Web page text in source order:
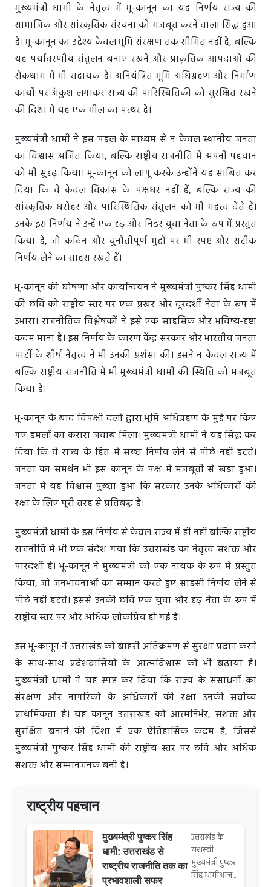
मुख्यमंत्री धामी के नेतृत्व में भू-कानून का यह निर्णय राज्य की
सामाजिक और सांस्कृतिक संरचना को मजबूत करने वाला सिद्ध हुआ
है। भू-कानून का उद्देश्य केवल भूमि संरक्षण तक सीमित नहीं है, बल्कि
यह पर्यावरणीय संतुलन बनाए रखने और प्राकृतिक आपदाओं की
रोकथाम में भी सहायक है। अनियंत्रित भूमि अधिग्रहण और निर्माण
कार्यों पर अंकुश लगाकर राज्य की पारिस्थितिकी को सुरक्षित रखने
की दिशा में यह एक मील का पत्थर है।
मुख्यमंत्री धामी ने इस पहल के माध्यम से न केवल स्थानीय जनता
का विश्वास अर्जित किया, बल्कि राष्ट्रीय राजनीति में अपनी पहचान
को भी सुदृढ़ किया। भू-कानून को लागू करके उन्होंने यह साबित कर
दिया कि वे केवल विकास के पक्षधर नहीं हैं, बल्कि राज्य की
सांस्कृतिक धरोहर और पारिस्थितिक संतुलन को भी महत्व देते हैं।
उनके इस निर्णय ने उन्हें एक दृढ़ और निडर युवा नेता के रूप में प्रस्तुत
किया है, जो कठिन और चुनौतीपूर्ण मुद्दों पर भी स्पष्ट और सटीक
निर्णय लेने का साहस रखते हैं।
भू-कानून की घोषणा और कार्यान्वयन ने मुख्यमंत्री पुष्कर सिंह धामी
की छवि को राष्ट्रीय स्तर पर एक प्रखर और दूरदर्शी नेता के रूप में
उभारा। राजनीतिक विश्लेषकों ने इसे एक साहसिक और भविष्य-दृष्टा
कदम माना है। इस निर्णय के कारण केंद्र सरकार और भारतीय जनता
पार्टी के शीर्ष नेतृत्व ने भी उनकी प्रशंसा की। इसने न केवल राज्य में
बल्कि राष्ट्रीय राजनीति में भी मुख्यमंत्री धामी की स्थिति को मजबूत
किया है।
भू-कानून के बाद विपक्षी दलों द्वारा भूमि अधिग्रहण के मुद्दे पर किए
गए हमलों का करारा जवाब मिला। मुख्यमंत्री धामी ने यह सिद्ध कर
दिया कि वे राज्य के हित में सख्त निर्णय लेने से पीछे नहीं हटते।
जनता का समर्थन भी इस कानून के पक्ष में मजबूती से खड़ा हुआ।
जनता में यह विश्वास पुख्ता हुआ कि सरकार उनके अधिकारों की
रक्षा के लिए पूरी तरह से प्रतिबद्ध है।
मुख्यमंत्री धामी के इस निर्णय से केवल राज्य में ही नहीं बल्कि राष्ट्रीय
राजनीति में भी एक संदेश गया कि उत्तराखंड का नेतृत्व सशक्त और
पारदर्शी है। भू-कानून ने मुख्यमंत्री को एक नायक के रूप में प्रस्तुत
किया, जो जनभावनाओं का सम्मान करते हुए साहसी निर्णय लेने से
पीछे नहीं हटते। इससे उनकी छवि एक युवा और दृढ़ नेता के रूप में
राष्ट्रीय स्तर पर और अधिक लोकप्रिय हो गई है।
इस भू-कानून ने उत्तराखंड को बाहरी अतिक्रमण से सुरक्षा प्रदान करने
के साथ-साथ प्रदेशवासियों के आत्मविश्वास को भी बढ़ाया है।
मुख्यमंत्री धामी ने यह स्पष्ट कर दिया कि राज्य के संसाधनों का
संरक्षण और नागरिकों के अधिकारों की रक्षा उनकी सर्वोच्च
प्राथमिकता है। यह कानून उत्तराखंड को आत्मनिर्भर, सशक्त और
सुरक्षित बनाने की दिशा में एक ऐतिहासिक कदम है, जिससे
मुख्यमंत्री पुष्कर सिंह धामी की राष्ट्रीय स्तर पर छवि और अधिक
सशक्त और सम्मानजनक बनी है।
राष्ट्रीय पहचान
मुख्यमंत्री पुष्कर सिंह
धामी: उत्तराखंड से
राष्ट्रीय राजनीति तक का
प्रभावशाली सफर
उत्तराखंड के
यशस्वी
मुख्यमंत्री पुष्कर
सिंह धामीआज...